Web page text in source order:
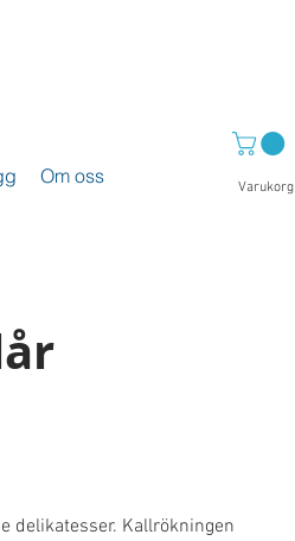
Om oss Varukorg
delikatesser. Kallrökningen